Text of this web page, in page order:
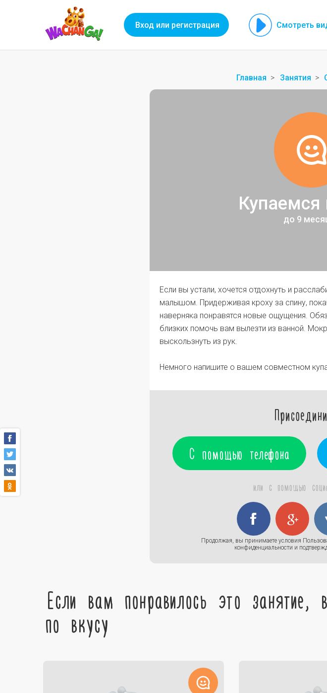
Вход или регистрация Смотреть
Главная Занятия
Купаемся
до 9
Если вы устали, хочется отдохнуть и
малышом. Придерживая кроху за спину,
наверняка понравятся новые ощущения.
близких помочь вам вылезти из ванной.
выскользнуть из рук.
Немного напишите о вашем совместном
С помощью телефона
или с помощью
Продолжая, вы принимаете условия
конфиденциальности и
Если вам понравилось это
по вкусу